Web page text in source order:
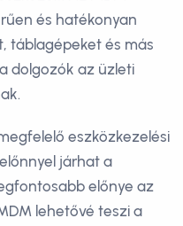
és hatékonyan
táblagépeket és más
dolgozók az üzleti
eszközkezelési
járhat a
előnye az
lehetővé teszi a